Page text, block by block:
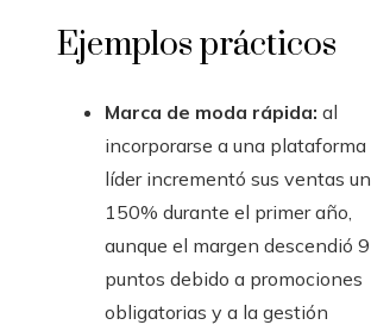
Ejemplos prácticos
Marca de moda rápida: al
incorporarse a una plataforma
líder incrementó sus ventas un
150% durante el primer año,
aunque el margen descendió 9
puntos debido a promociones
obligatorias y a la gestión